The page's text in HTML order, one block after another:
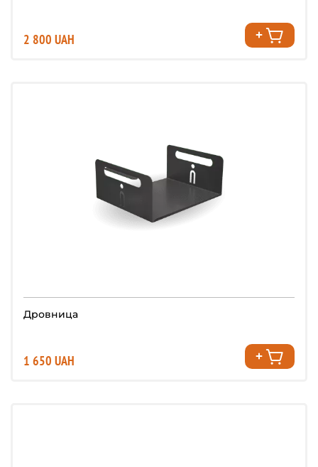
2 800 UAH
Дровница
1 650 UAH